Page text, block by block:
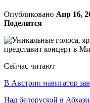
Опубликовано Апр 16,
Поделится
Сейчас читают
В Австрии навигатор
Над белоруской в